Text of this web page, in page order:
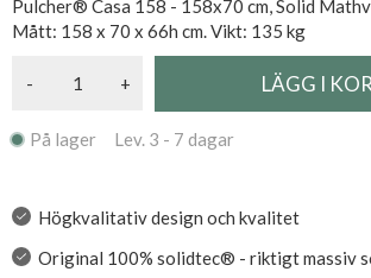
Pulcher® Casa 158 - 158x70 cm, Solid
Mått: 158 x 70 x 66h cm. Vikt: 135 kg
- +
På lager Lev. 3 - 7 dagar
Högkvalitativ design och kvalitet
Original 100% solidtec® - riktigt massiv